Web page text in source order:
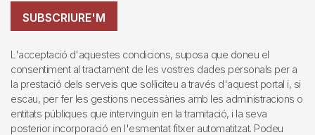
SUBSCRIURE'M
L'acceptació d'aquestes condicions, suposa que doneu el
consentiment al tractament de les vostres dades personals per a
la prestació dels serveis que sol·liciteu a través d'aquest portal i, si
escau, per fer les gestions necessàries amb les administracions o
entitats públiques que intervinguin en la tramitació, i la seva
posterior incorporació en l'esmentat fitxer automatitzat. Podeu